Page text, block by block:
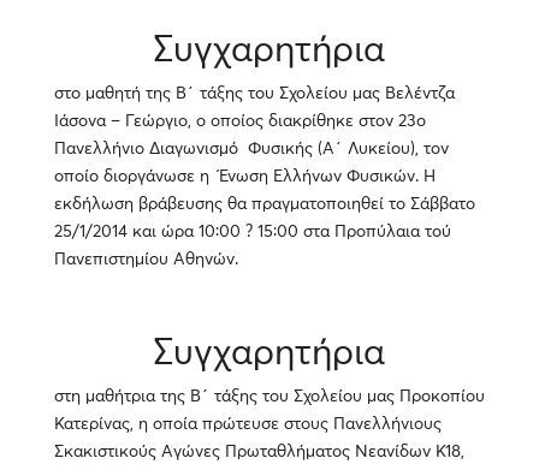
Συγχαρητήρια
στο μαθητή της Β΄ τάξης του Σχολείου μας Βελέντζα
Ιάσονα – Γεώργιο, ο οποίος διακρίθηκε στον 23ο
Πανελλήνιο Διαγωνισμό Φυσικής (Α΄ Λυκείου), τον
οποίο διοργάνωσε η Ένωση Ελλήνων Φυσικών. Η
εκδήλωση βράβευσης θα πραγματοποιηθεί το Σάββατο
25/1/2014 και ώρα 10:00 ? 15:00 στα Προπύλαια τού
Πανεπιστημίου Αθηνών.
Συγχαρητήρια
στη μαθήτρια της Β΄ τάξης του Σχολείου μας Προκοπίου
Κατερίνας, η οποία πρώτευσε στους Πανελλήνιους
Σκακιστικούς Αγώνες Πρωταθλήματος Νεανίδων Κ18,